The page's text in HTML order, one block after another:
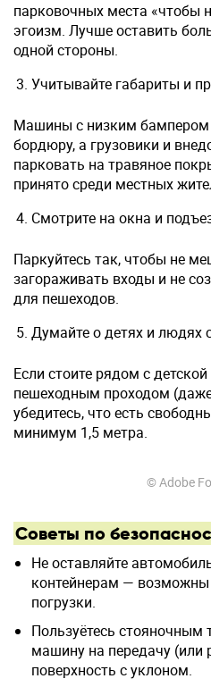
парковочных места «чтобы
эгоизм. Лучше оставить
одной стороны.
Учитывайте габариты и
Машины с низким бампером
бордюру, а грузовики и
парковать на травяное
принято среди местных
Смотрите на окна и
Паркуйтесь так, чтобы не
загораживать входы и не
для пешеходов.
Думайте о детях и людях
Если стоите рядом с
пешеходным проходом
убедитесь, что есть
минимум 1,5 метра.
© Adobe
Советы по
Не оставляйте
контейнерам —
погрузки.
Пользуётесь стояночным
машину на передачу (или
поверхность с уклоном.